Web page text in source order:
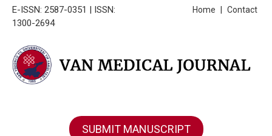
E-ISSN: 2587-0351 | ISSN:
1300-2694
Contact
Home
SUBMIT MANUSCRIPT